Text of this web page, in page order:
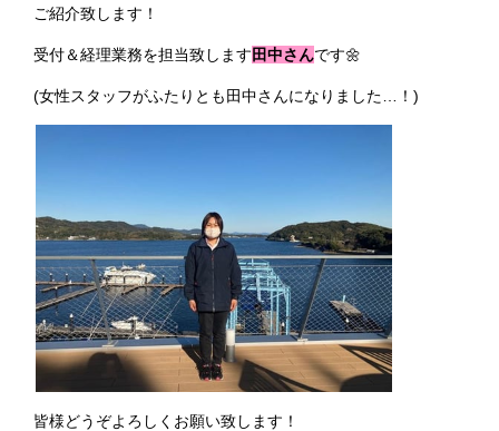
ご紹介致します！
受付＆経理業務を担当致します田中さんです🌼
(女性スタッフがふたりとも田中さんになりました…！)
皆様どうぞよろしくお願い致します！